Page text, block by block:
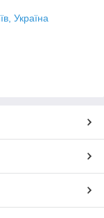
Україна